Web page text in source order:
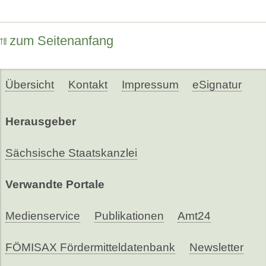
zum Seitenanfang
Übersicht Kontakt Impressum eSignatur
Herausgeber
Sächsische Staatskanzlei
Verwandte Portale
Medienservice Publikationen Amt24
FÖMISAX Fördermitteldatenbank Newsletter